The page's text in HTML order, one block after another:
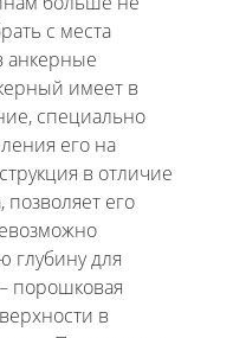
с места
анкерные
имеет в
специально
его на
в отличие
позволяет его
глубину для
порошковая
в